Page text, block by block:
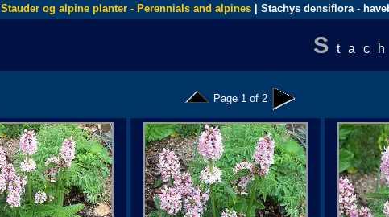
Stauder og alpine planter - Perennials and alpines | Stachys densiflora -
S
Page 1 of 2